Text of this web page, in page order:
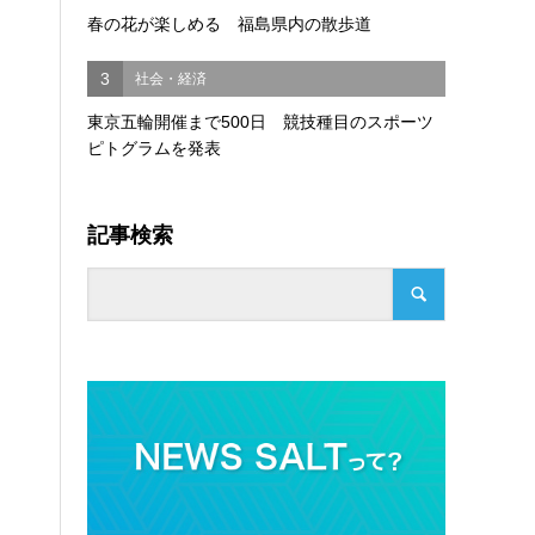
春の花が楽しめる 福島県内の散歩道
3 社会・経済
東京五輪開催まで500日 競技種目のスポーツ
ピトグラムを発表
記事検索